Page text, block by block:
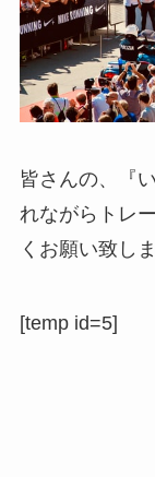
皆さんの、『
れながらトレ
くお願い致し
[temp id=5]